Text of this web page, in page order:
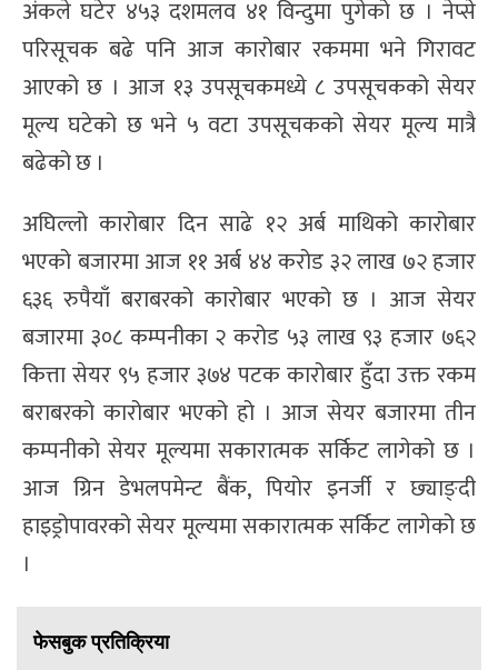
अंकले घटेर ४५३ दशमलव ४१ विन्दुमा पुगेको छ । नेप्से
परिसूचक बढे पनि आज कारोबार रकममा भने गिरावट
आएको छ । आज १३ उपसूचकमध्ये ८ उपसूचकको सेयर
मूल्य घटेको छ भने ५ वटा उपसूचकको सेयर मूल्य मात्रै
बढेको छ ।
अघिल्लो कारोबार दिन साढे १२ अर्ब माथिको कारोबार
भएको बजारमा आज ११ अर्ब ४४ करोड ३२ लाख ७२ हजार
६३६ रुपैयाँ बराबरको कारोबार भएको छ । आज सेयर
बजारमा ३०८ कम्पनीका २ करोड ५३ लाख ९३ हजार ७६२
कित्ता सेयर ९५ हजार ३७४ पटक कारोबार हुँदा उक्त रकम
बराबरको कारोबार भएको हो । आज सेयर बजारमा तीन
कम्पनीको सेयर मूल्यमा सकारात्मक सर्किट लागेको छ ।
आज ग्रिन डेभलपमेन्ट बैंक, पियोर इनर्जी र छ्याङ्दी
हाइड्रोपावरको सेयर मूल्यमा सकारात्मक सर्किट लागेको छ
।
फेसबुक प्रतिक्रिया